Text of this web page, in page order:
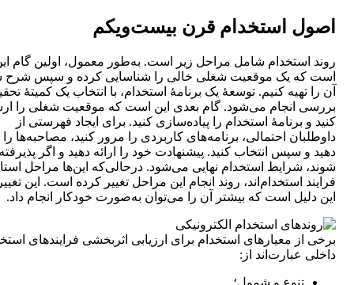
اصول استخدام قرن بیست‌ویکم
روند استخدام شامل مراحل زیر است. به‌طور معمول، اولین گام
است که یک موقعیت شغلی خالی را شناسایی کرده و سپس
آن را تهیه کنیم. توسعۀ یک برنامۀ استخدام، با انتخاب یک کمیتۀ
بررسی انجام می‌شود. گام بعدی این است که موقعیت شغلی را
کنید و برنامۀ استخدام را پیاده‌سازی کنید. برای ایجاد فهرستی از
داوطلبان احتمالی، برنامه‌های کاربردی را مرور کنید، مصاحبه‌ها را
دهید و سپس انتخاب کنید. پیشنهادت خود را ارائه دهید و اگر
شوند، شرایط استخدام نهایی می‌شود. درحالی‌که این‌ها مراحل
فرایند استخدام‌اند، روند انجام این مراحل تغییر کرده است. این
این دلیل است که بیشتر آن را می‌توان به‌صورت خودکار انجام داد.
برخی از معیارهای استخدام برای ارزیابی اثربخشی فرایندهای
داخلی عبارت‌اند از:
تنوع و شمول؛